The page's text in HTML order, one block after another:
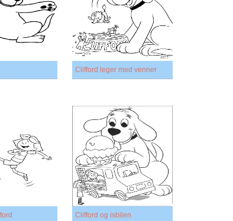
Clifford leger med venner
Clifford og isbilen